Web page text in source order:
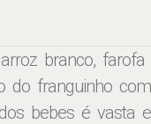
branco,
do franguinho
bebes é vasta